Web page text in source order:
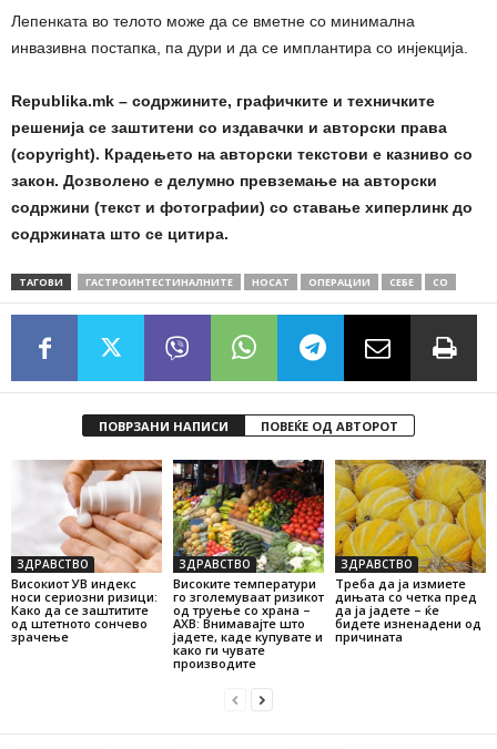
Лепенката во телото може да се вметне со минимална
инвазивна постапка, па дури и да се имплантира со инјекција.
Republika.mk – содржините, графичките и техничките
решенија се заштитени со издавачки и авторски права
(copyright). Крадењето на авторски текстови е казниво со
закон. Дозволено е делумно превземање на авторски
содржини (текст и фотографии) со ставање хиперлинк до
содржината што се цитира.
ТАГОВИ ГАСТРОИНТЕСТИНАЛНИТЕ НОСАТ ОПЕРАЦИИ СЕБЕ СО
ПОВРЗАНИ НАПИСИ ПОВЕЌЕ ОД АВТОРОТ
ЗДРАВСТВО
Високиот УВ индекс
носи сериозни ризици:
Како да се заштитите
од штетното сончево
зрачење
ЗДРАВСТВО
Високите температури
го зголемуваат ризикот
од труење со храна –
АХВ: Внимавајте што
јадете, каде купувате и
како ги чувате
производите
ЗДРАВСТВО
Треба да ја измиете
дињата со четка пред
да ја јадете – ќе
бидете изненадени од
причината